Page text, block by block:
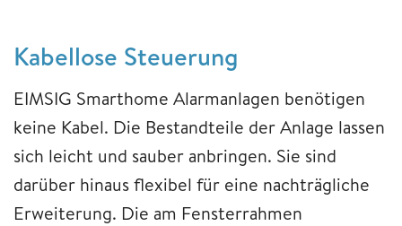
Kabellose Steuerung
EIMSIG Smarthome Alarmanlagen benötigen
keine Kabel. Die Bestandteile der Anlage lassen
sich leicht und sauber anbringen. Sie sind
darüber hinaus flexibel für eine nachträgliche
Erweiterung. Die am Fensterrahmen